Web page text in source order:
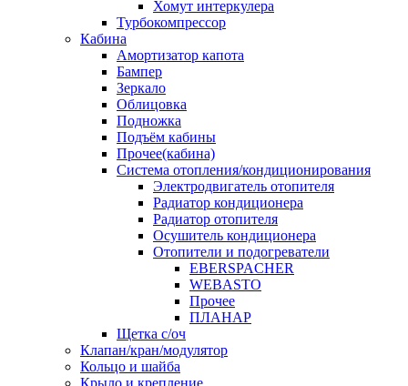
Хомут интеркулера
Турбокомпрессор
Кабина
Амортизатор капота
Бампер
Зеркало
Облицовка
Подножка
Подъём кабины
Прочее(кабина)
Система отопления/кондиционирования
Электродвигатель отопителя
Радиатор кондиционера
Радиатор отопителя
Осушитель кондиционера
Отопители и подогреватели
EBERSPACHER
WEBASTO
Прочее
ПЛАНАР
Щетка с/оч
Клапан/кран/модулятор
Кольцо и шайба